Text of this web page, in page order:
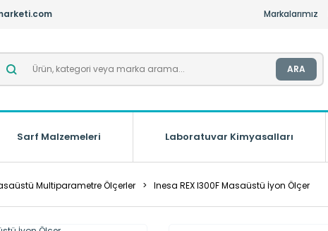
Markalarımız
ARA
Sarf Malzemeleri Laboratuvar Kimyasalları
Multiparametre Ölçerler Inesa REX I300F Masaüstü İyon Ölçer